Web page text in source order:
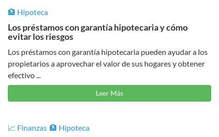
🏦 Hipoteca
Los préstamos con garantía hipotecaria y cómo
evitar los riesgos
Los préstamos con garantía hipotecaria pueden ayudar a los
propietarios a aprovechar el valor de sus hogares y obtener
efectivo ...
Leer Más
📈 Finanzas 🏦 Hipoteca